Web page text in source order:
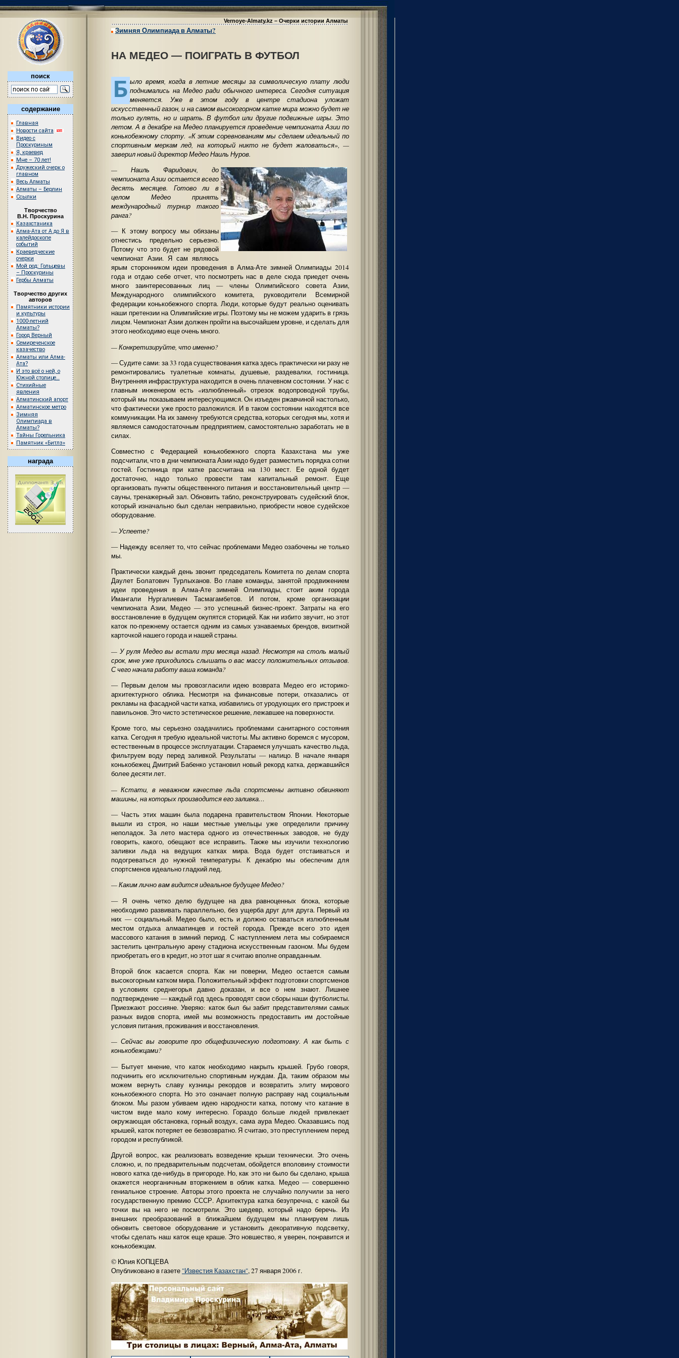
поиск
содержание
Главная
Новости сайта
Видео с
Проскуриным
Я, краевед
Мне – 70 лет!
Дружеский очерк о
главном
Весь Алматы
Алматы – Берлин
Ссылки
Творчество
В.Н. Проскурина
Казахстаника
Алма-Ата от А до Я в
калейдоскопе
событий
Краеведческие
очерки
Мой род: Гольцевы
– Проскурины
Гербы Алматы
Творчество других
авторов
Памятники истории
и культуры
1000-летний
Алматы?
Город Верный
Семиреченское
казачество
Алматы или Алма-
Ата?
И это всё о ней, о
Южной столице…
Стихийные
явления
Алматинский апорт
Алматинское метро
Зимняя
Олимпиада в
Алматы?
Тайны Горельника
Памятник «Битлз»
награда
Vernoye-Almaty.kz – Очерки истории Алматы
Зимняя Олимпиада в Алматы?
НА МЕДЕО — ПОИГРАТЬ В ФУТБОЛ
Б ыло время, когда в летние месяцы за символическую плату люди
поднимались на Медео ради обычного интереса. Сегодня ситуация
меняется. Уже в этом году в центре стадиона уложат
искусственный газон, и на самом высокогорном катке мира можно будет не
только гулять, но и играть. В футбол или другие подвижные игры. Это
летом. А в декабре на Медео планируется проведение чемпионата Азии по
конькобежному спорту. «К этим соревнованиям мы сделаем идеальный по
спортивным меркам лед, на который никто не будет жаловаться», —
заверил новый директор Медео Наиль Нуров.
— Наиль Фаридович, до
чемпионата Азии остается всего
десять месяцев. Готово ли в
целом Медео принять
международный турнир такого
ранга?
— К этому вопросу мы обязаны
отнестись предельно серьезно.
Потому что это будет не рядовой
чемпионат Азии. Я сам являюсь
ярым сторонником идеи проведения в Алма-Ате зимней Олимпиады 2014
года и отдаю себе отчет, что посмотреть нас в деле сюда приедет очень
много заинтересованных лиц — члены Олимпийского совета Азии,
Международного олимпийского комитета, руководители Всемирной
федерации конькобежного спорта. Люди, которые будут реально оценивать
наши претензии на Олимпийские игры. Поэтому мы не можем ударить в грязь
лицом. Чемпионат Азии должен пройти на высочайшем уровне, и сделать для
этого необходимо еще очень много.
— Конкретизируйте, что именно?
— Судите сами: за 33 года существования катка здесь практически ни разу не
ремонтировались туалетные комнаты, душевые, раздевалки, гостиница.
Внутренняя инфраструктура находится в очень плачевном состоянии. У нас с
главным инженером есть «излюбленный» отрезок водопроводной трубы,
который мы показываем интересующимся. Он изъеден ржавчиной настолько,
что фактически уже просто разложился. И в таком состоянии находятся все
коммуникации. На их замену требуются средства, которых сегодня мы, хотя и
являемся самодостаточным предприятием, самостоятельно заработать не в
силах.
Совместно с Федерацией конькобежного спорта Казахстана мы уже
подсчитали, что в дни чемпионата Азии надо будет разместить порядка сотни
гостей. Гостиница при катке рассчитана на 130 мест. Ее одной будет
достаточно, надо только провести там капитальный ремонт. Еще
организовать пункты общественного питания и восстановительный центр —
сауны, тренажерный зал. Обновить табло, реконструировать судейский блок,
который изначально был сделан неправильно, приобрести новое судейское
оборудование.
— Успеете?
— Надежду вселяет то, что сейчас проблемами Медео озабочены не только
мы.
Практически каждый день звонит председатель Комитета по делам спорта
Даулет Болатович Турлыханов. Во главе команды, занятой продвижением
идеи проведения в Алма-Ате зимней Олимпиады, стоит аким города
Имангали Нургалиевич Тасмагамбетов. И потом, кроме организации
чемпионата Азии, Медео — это успешный бизнес-проект. Затраты на его
восстановление в будущем окупятся сторицей. Как ни избито звучит, но этот
каток по-прежнему остается одним из самых узнаваемых брендов, визитной
карточкой нашего города и нашей страны.
— У руля Медео вы встали три месяца назад. Несмотря на столь малый
срок, мне уже приходилось слышать о вас массу положительных отзывов.
С чего начала работу ваша команда?
— Первым делом мы провозгласили идею возврата Медео его историко-
архитектурного облика. Несмотря на финансовые потери, отказались от
рекламы на фасадной части катка, избавились от уродующих его пристроек и
павильонов. Это чисто эстетическое решение, лежавшее на поверхности.
Кроме того, мы серьезно озадачились проблемами санитарного состояния
катка. Сегодня я требую идеальной чистоты. Мы активно боремся с мусором,
естественным в процессе эксплуатации. Стараемся улучшать качество льда,
фильтруем воду перед заливкой. Результаты — налицо. В начале января
конькобежец Дмитрий Бабенко установил новый рекорд катка, державшийся
более десяти лет.
— Кстати, в неважном качестве льда спортсмены активно обвиняют
машины, на которых производится его заливка…
— Часть этих машин была подарена правительством Японии. Некоторые
вышли из строя, но наши местные умельцы уже определили причину
неполадок. За лето мастера одного из отечественных заводов, не буду
говорить, какого, обещают все исправить. Также мы изучили технологию
заливки льда на ведущих катках мира. Вода будет отстаиваться и
подогреваться до нужной температуры. К декабрю мы обеспечим для
спортсменов идеально гладкий лед.
— Каким лично вам видится идеальное будущее Медео?
— Я очень четко делю будущее на два равноценных блока, которые
необходимо развивать параллельно, без ущерба друг для друга. Первый из
них — социальный. Медео было, есть и должно оставаться излюбленным
местом отдыха алмаатинцев и гостей города. Прежде всего это идея
массового катания в зимний период. С наступлением лета мы собираемся
застелить центральную арену стадиона искусственным газоном. Мы будем
приобретать его в кредит, но этот шаг я считаю вполне оправданным.
Второй блок касается спорта. Как ни поверни, Медео остается самым
высокогорным катком мира. Положительный эффект подготовки спортсменов
в условиях среднегорья давно доказан, и все о нем знают. Лишнее
подтверждение — каждый год здесь проводят свои сборы наши футболисты.
Приезжают россияне. Уверяю: каток был бы забит представителями самых
разных видов спорта, имей мы возможность предоставить им достойные
условия питания, проживания и восстановления.
— Сейчас вы говорите про общефизическую подготовку. А как быть с
конькобежцами?
— Бытует мнение, что каток необходимо накрыть крышей. Грубо говоря,
подчинить его исключительно спортивным нуждам. Да, таким образом мы
можем вернуть славу кузницы рекордов и возвратить элиту мирового
конькобежного спорта. Но это означает полную расправу над социальным
блоком. Мы разом убиваем идею народности катка, потому что катание в
чистом виде мало кому интересно. Гораздо больше людей привлекает
окружающая обстановка, горный воздух, сама аура Медео. Оказавшись под
крышей, каток потеряет ее безвозвратно. Я считаю, это преступлением перед
городом и республикой.
Другой вопрос, как реализовать возведение крыши технически. Это очень
сложно, и, по предварительным подсчетам, обойдется вполовину стоимости
нового катка где-нибудь в пригороде. Но, как это ни было бы сделано, крыша
окажется неорганичным вторжением в облик катка. Медео — совершенно
гениальное строение. Авторы этого проекта не случайно получили за него
государственную премию СССР. Архитектура катка безупречна, с какой бы
точки вы на него не посмотрели. Это шедевр, который надо беречь. Из
внешних преобразований в ближайшем будущем мы планируем лишь
обновить световое оборудование и установить декоративную подсветку,
чтобы сделать наш каток еще краше. Это новшество, я уверен, понравится и
конькобежцам.
© Юлия КОПЦЕВА
Опубликовано в газете "Известия Казахстан", 27 января 2006 г.